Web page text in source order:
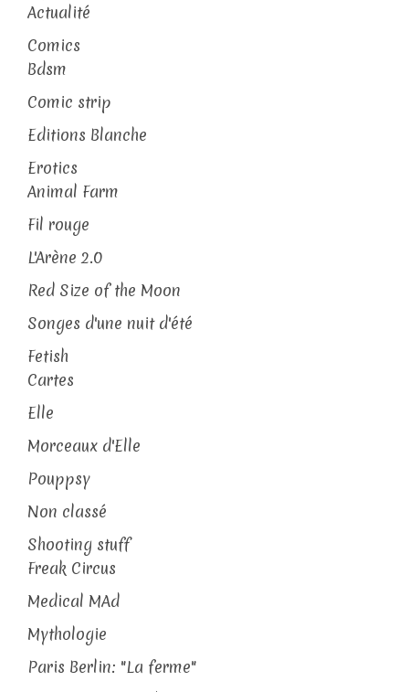
Actualité
Comics
Bdsm
Comic strip
Editions Blanche
Erotics
Animal Farm
Fil rouge
L'Arène 2.0
Red Size of the Moon
Songes d'une nuit d'été
Fetish
Cartes
Elle
Morceaux d'Elle
Pouppsy
Non classé
Shooting stuff
Freak Circus
Medical MAd
Mythologie
Paris Berlin: "La ferme"